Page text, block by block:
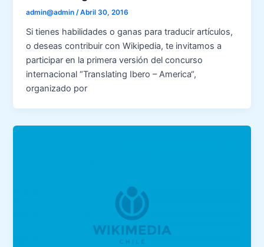
admin@admin/Abril 30, 2016
Si tienes habilidades o ganas para traducir artículos,
o deseas contribuir con Wikipedia, te invitamos a
participar en la primera versión del concurso
internacional “Translating Ibero – America“,
organizado por